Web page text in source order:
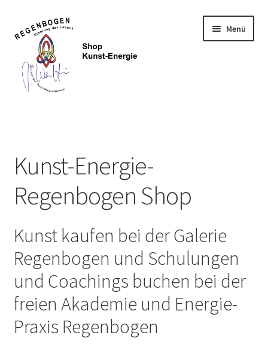
Navigation
springen
Inhalt
springen
Menü
Kategorien
Petra Wenski-Hänisch
Terminbuchung
Mein Konto
Full Day Booking
Time Slots Booking
Kunst-Energie-
Regenbogen Shop
Kunst kaufen bei der Galerie
Regenbogen und Schulungen
und Coachings buchen bei der
freien Akademie und Energie-
Praxis Regenbogen